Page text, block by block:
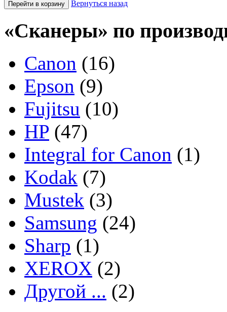
Вернуться назад
«Сканеры» по
Canon (16)
Epson (9)
Fujitsu (10)
HP (47)
Integral for Canon (1)
Kodak (7)
Mustek (3)
Samsung (24)
Sharp (1)
XEROX (2)
Другой ... (2)